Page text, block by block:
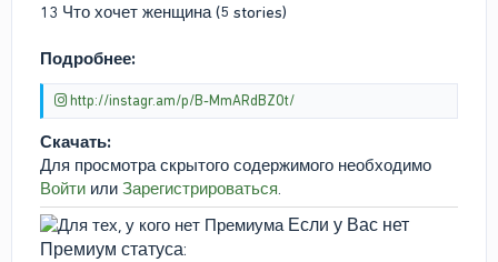
13 Что хочет женщина (5 stories)
Подробнее:
http://instagr.am/p/B-MmARdBZOt/
Скачать:
Для просмотра скрытого содержимого необходимо
Войти или Зарегистрироваться.
Если у Вас нет
Премиум статуса: